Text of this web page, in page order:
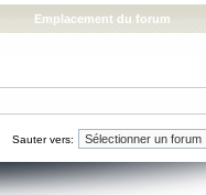
Emplacement du forum
Sauter vers: